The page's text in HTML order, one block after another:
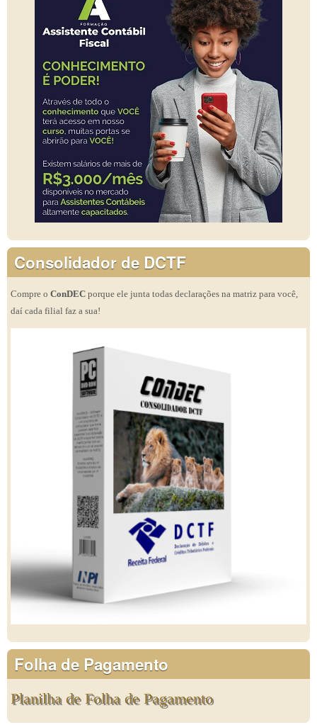
Consolidador de DCTF
Compre o ConDEC porque ele junta todas declarações na matriz para você,
daí cada filial faz a sua!
Folha de Pagamento
Planilha de Folha de Pagamento